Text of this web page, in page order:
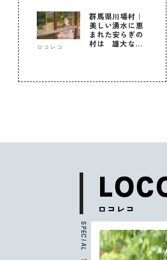
ロコレコ
群馬県川場村｜
美しい湧水に恵
まれた安らぎの
村は 雄大な自
ロコレコ
S
P
E
C
I
A
L